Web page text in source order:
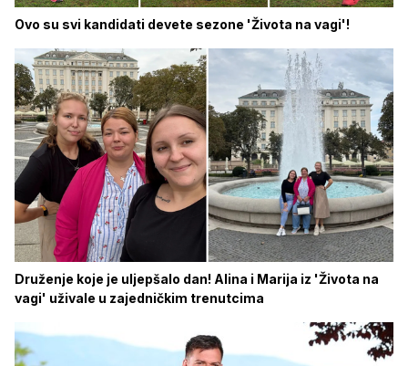
Ovo su svi kandidati devete sezone 'Života na vagi'!
Druženje koje je uljepšalo dan! Alina i Marija iz 'Života na
vagi' uživale u zajedničkim trenutcima